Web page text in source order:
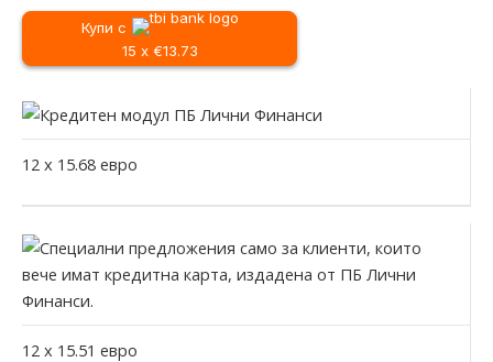
Купи с
15 x €13.73
12 x 15.68 евро
12 x 15.51 евро